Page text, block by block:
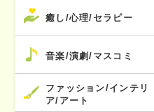
癒し/心理/セラピー
音楽/演劇/マスコミ
ファッション/インテリ
ア/アート